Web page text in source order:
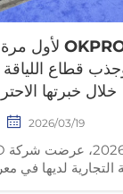
2026: وجذب قطاع
خلال خبرتها
2026/03/19
التجارية لديها في